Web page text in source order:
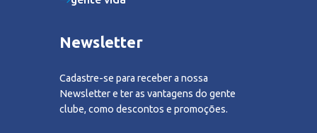
Newsletter
Cadastre-se para receber a nossa
Newsletter e ter as vantagens do gente
clube, como descontos e promoções.